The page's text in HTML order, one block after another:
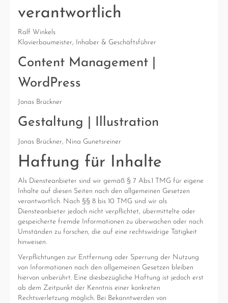
verantwortlich
Ralf Winkels
Klavierbaumeister, Inhaber & Geschäftsführer
Content Management |
WordPress
Jonas Brückner
Gestaltung | Illustration
Jonas Brückner, Nina Gunetsreiner
Haftung für Inhalte
Als Diensteanbieter sind wir gemäß § 7 Abs.1 TMG für eigene
Inhalte auf diesen Seiten nach den allgemeinen Gesetzen
verantwortlich. Nach §§ 8 bis 10 TMG sind wir als
Diensteanbieter jedoch nicht verpflichtet, übermittelte oder
gespeicherte fremde Informationen zu überwachen oder nach
Umständen zu forschen, die auf eine rechtswidrige Tätigkeit
hinweisen.
Verpflichtungen zur Entfernung oder Sperrung der Nutzung
von Informationen nach den allgemeinen Gesetzen bleiben
hiervon unberührt. Eine diesbezügliche Haftung ist jedoch erst
ab dem Zeitpunkt der Kenntnis einer konkreten
Rechtsverletzung möglich. Bei Bekanntwerden von